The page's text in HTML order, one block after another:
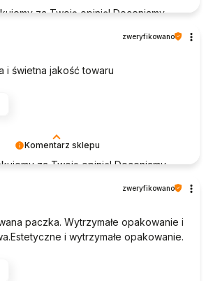
za Twoją opinię! Doceniamy
Jesteśmy szczęśliwi, że mamy
Z pozdrowieniami, obsługa sklepu.
Komentarz sklepu
za Twoją opinię! Doceniamy
Jesteśmy szczęśliwi, że mamy
Z pozdrowieniami, obsługa sklepu.
zweryfikowano
i świetna jakość towaru
zweryfikowano
paczka. Wytrzymałe opakowanie i
i wytrzymałe opakowanie.